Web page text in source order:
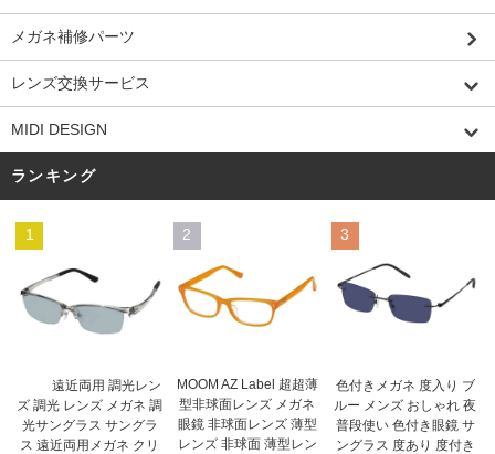
メガネ補修パーツ
レンズ交換サービス
MIDI DESIGN
ランキング
1
遠近両用 調光レン
ズ 調光 レンズ メガネ 調
光サングラス サングラ
ス 遠近両用メガネ クリ
2
MOOM AZ Label 超超薄
型非球面レンズ メガネ
眼鏡 非球面レンズ 薄型
レンズ 非球面 薄型レン
3
色付きメガネ 度入り ブ
ルー メンズ おしゃれ 夜
普段使い 色付き眼鏡 サ
ングラス 度あり 度付き